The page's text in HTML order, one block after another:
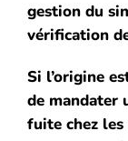
gestion du
vérification
Si l’origine
de mandater
fuite chez